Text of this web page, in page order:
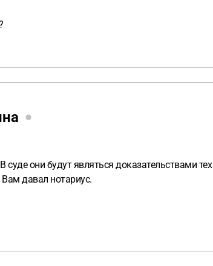
суде они будут являться доказательствами
давал нотариус.